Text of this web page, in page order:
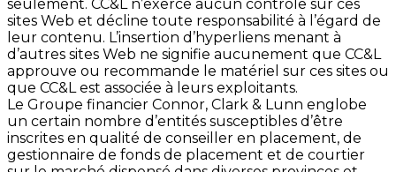
seulement. CC&L n’exerce aucun contrôle sur ces
sites Web et décline toute responsabilité à l’égard de
leur contenu. L’insertion d’hyperliens menant à
d’autres sites Web ne signifie aucunement que CC&L
approuve ou recommande le matériel sur ces sites ou
que CC&L est associée à leurs exploitants.
Le Groupe financier Connor, Clark & Lunn englobe
un certain nombre d’entités susceptibles d’être
inscrites en qualité de conseiller en placement, de
gestionnaire de fonds de placement et de courtier